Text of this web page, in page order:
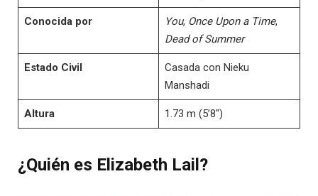
Conocida por You, Once Upon a Time,
Dead of Summer
Estado Civil
Casada con Nieku
Manshadi
Altura 1.73 m (5’8″)
¿Quién es Elizabeth Lail?